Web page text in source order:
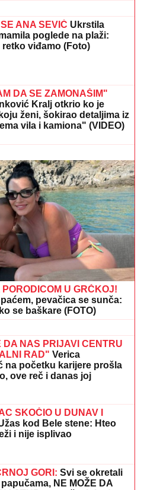
PACIFIKU DOSTIŽU
Tajvan povukao
POTEZ: Snage HITNO
Vladimira Tomovića u
se dešava: "Neki se
DA SE SKIDAŠ ILI JA DA
Pevačica doživela
o traumi samo
"Ceo dan sam bila
ANA SEVIĆUkrstila
poglede na plaži:
I ANĐELOM NA